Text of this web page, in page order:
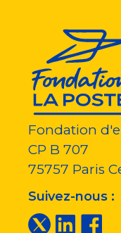
Fondation
CP B 707
75757 Paris
Suivez-nous :